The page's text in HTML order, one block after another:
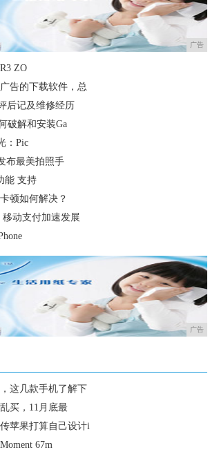
广告
ZO
告的下载软件，总
后记及维修经历
破解和安装Ga
：Pic
布最美拍照手
能 支持
顿如何解决？
动支付加速发展
广告
这几款手机了解下
买，11月底最
苹果打算自己设计i
67m